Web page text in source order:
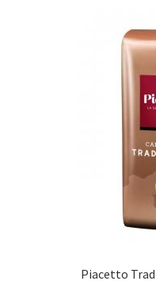
Piacetto